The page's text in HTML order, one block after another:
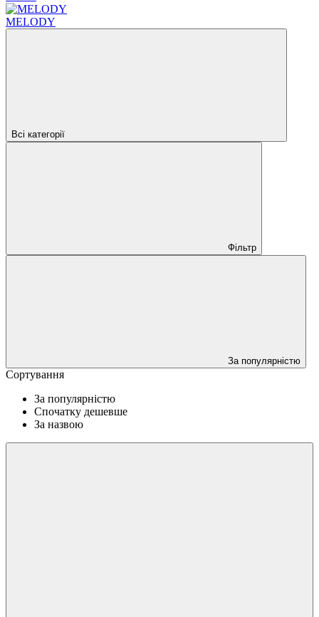
MELODY
Всі категорії
Фільтр
За популярністю
Сортування
За популярністю
Спочатку дешевше
За назвою